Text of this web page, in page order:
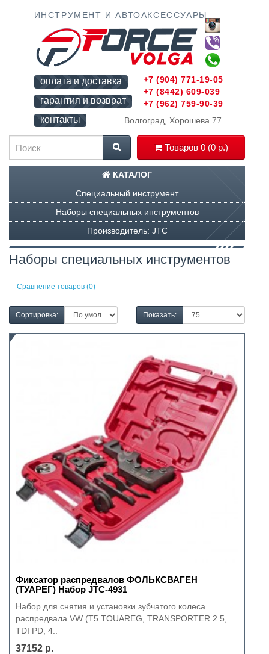
ИНСТРУМЕНТ И АВТОАКСЕССУАРЫ
оплата и доставка
гарантия и возврат
контакты
Волгоград, Хорошева 77
Товаров 0 (0 р.)
+7 (904) 771-19-05
+7 (8442) 609-039
+7 (962) 759-90-39
КАТАЛОГ
Специальный инструмент
Наборы специальных инструментов
Производитель: JTC
Наборы специальных инструментов
Сравнение товаров (0)
Сортировка: Показать:
Фиксатор распредвалов ФОЛЬКСВАГЕН
(ТУАРЕГ) Набор JTC-4931
Набор для снятия и установки зубчатого колеса
распредвала VW (T5 TOUAREG, TRANSPORTER 2.5,
TDI PD, 4..
37152 р.